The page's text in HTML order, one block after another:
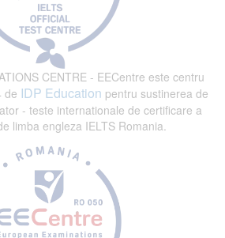
CENTRE - EECentre este centru
de IDP Education pentru sustinerea de
- teste internationale de certificare a
limba engleza IELTS Romania.